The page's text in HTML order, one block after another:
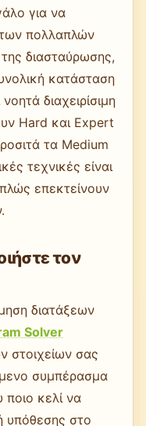
για να
των πολλαπλών
διασταύρωσης,
κατάσταση
διαχειρίσιμη
Hard και Expert
τα Medium
τεχνικές είναι
επεκτείνουν
τον
διατάξεων
Solver
στοιχείων σας
συμπέρασμα
κελί να
υπόθεσης στο